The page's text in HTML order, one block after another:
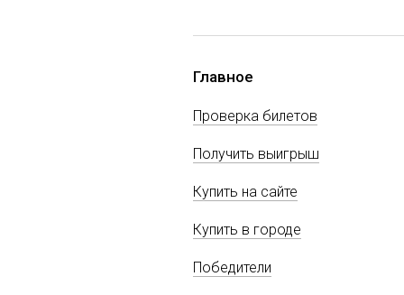
Главное
Проверка билетов
Получить выигрыш
Купить на сайте
Купить в городе
Победители